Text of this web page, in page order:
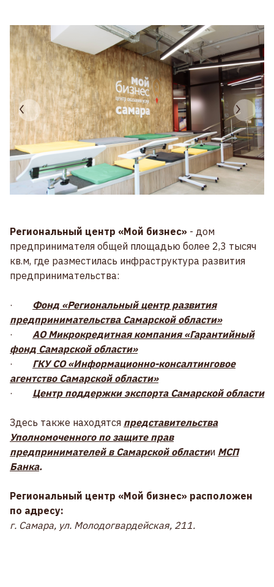
Региональный центр «Мой бизнес» - дом
предпринимателя общей площадью более 2,3 тысяч
кв.м, где разместилась инфраструктура развития
предпринимательства:
· Фонд «Региональный центр развития
предпринимательства Самарской области»
· АО Микрокредитная компания «Гарантийный
фонд Самарской области»
· ГКУ СО «Информационно-консалтинговое
агентство Самарской области»
· Центр поддержки экспорта Самарской области
Здесь также находятся представительства
Уполномоченного по защите прав
предпринимателей в Самарской областии МСП
Банка.
Региональный центр «Мой бизнес» расположен
по адресу:
г. Самара, ул. Молодогвардейская, 211.